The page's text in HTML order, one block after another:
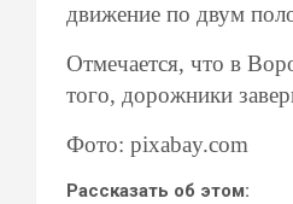
движение по двум
Отмечается, что в
того, дорожники
Фото: pixabay.com
Рассказать об этом: